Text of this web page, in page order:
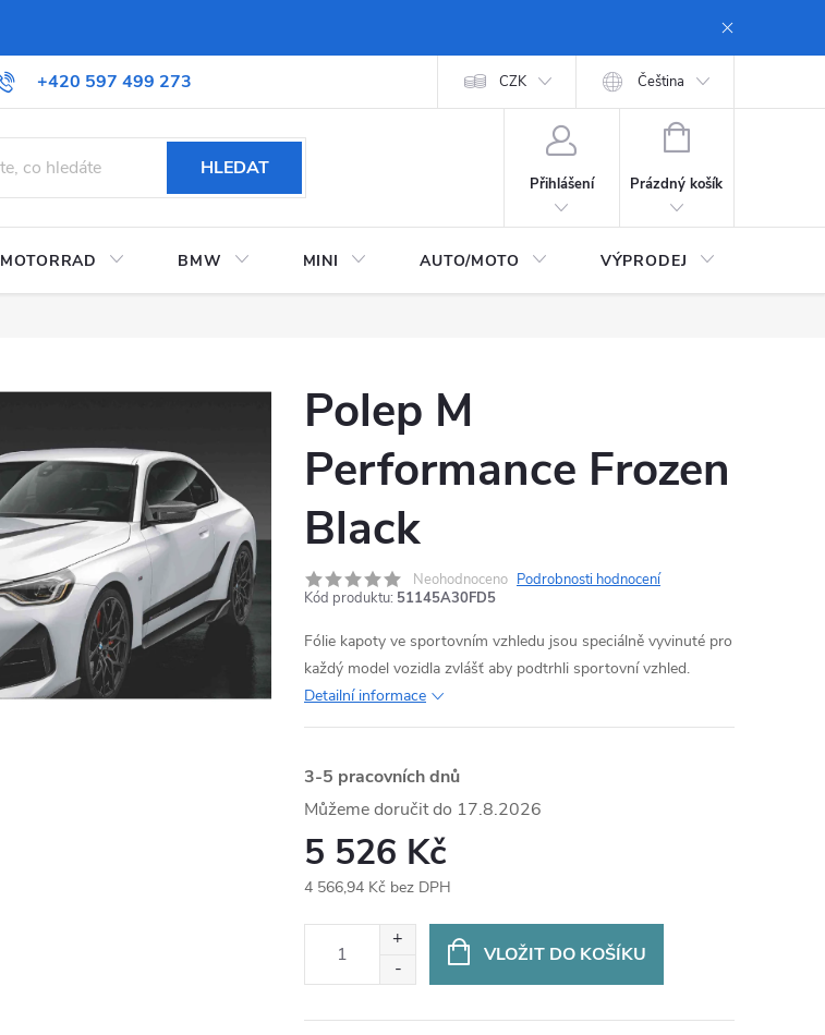
+420 597 499 273
Obchodní podmínky a reklamační řád Moje objednávka Zásady ochrany osobních údajů
CZK Čeština
HLEDAT
Přihlášení
NÁKUPNÍ
Prázdný košík
MOTORRAD BMW MINI AUTO/MOTO VÝPRODEJ
Polep M
Performance Frozen
Black
Neohodnoceno Podrobnosti hodnocení
Kód produktu: 51145A30FD5
Fólie kapoty ve sportovním vzhledu jsou speciálně vyvinuté pro
každý model vozidla zvlášť aby podtrhli sportovní vzhled.
Detailní informace
3-5 pracovních dnů
17.8.2026
5 526 Kč
4 566,94 Kč bez DPH
VLOŽIT DO KOŠÍKU